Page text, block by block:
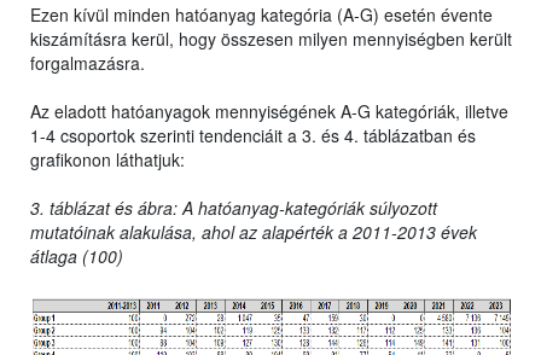
Ezen kívül minden hatóanyag kategória (A-G) esetén évente
kiszámításra kerül, hogy összesen milyen mennyiségben került
forgalmazásra.
Az eladott hatóanyagok mennyiségének A-G kategóriák, illetve
1-4 csoportok szerinti tendenciáit a 3. és 4. táblázatban és
grafikonon láthatjuk:
3. táblázat és ábra: A hatóanyag-kategóriák súlyozott
mutatóinak alakulása, ahol az alapérték a 2011-2013 évek
átlaga (100)